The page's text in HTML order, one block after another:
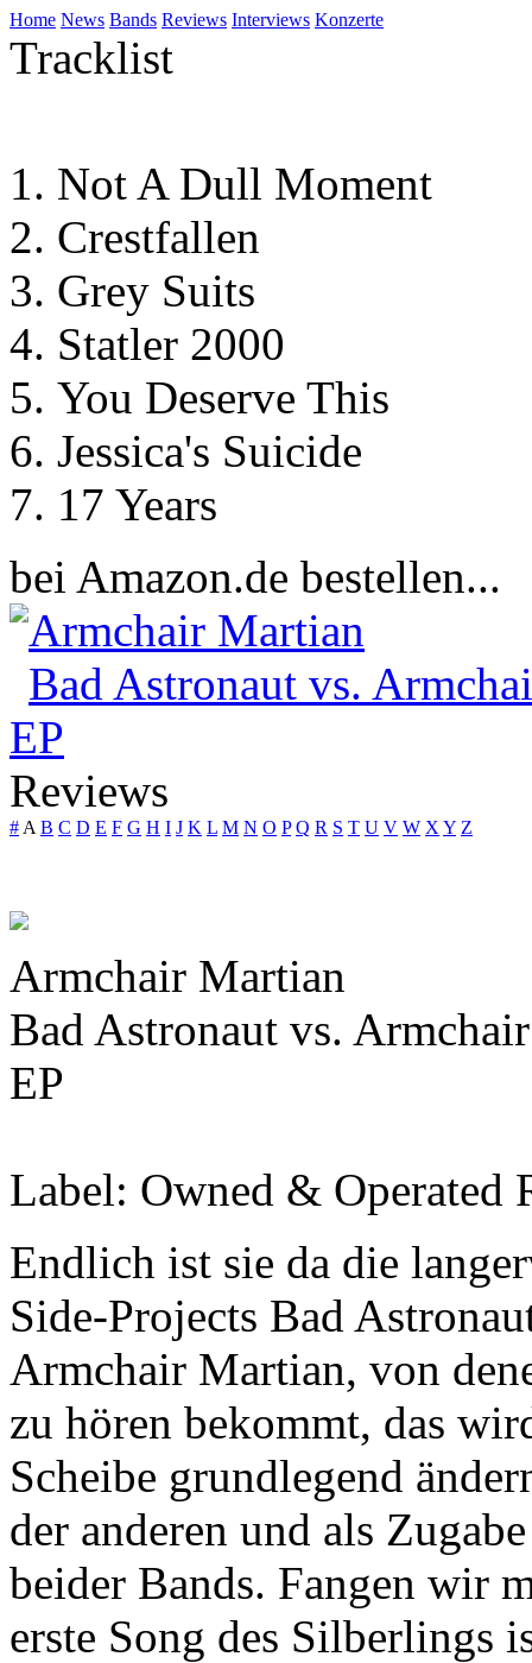
Home News Bands Reviews Interviews Konzerte
Tracklist
Not A Dull Moment
Crestfallen
Grey Suits
Statler 2000
You Deserve This
Jessica's Suicide
17 Years
bei Amazon.de bestellen...
Armchair Martian
Bad Astronaut vs.
EP
Reviews
# A B C D E F G H I J K L M N O P Q R S T U V W X Y Z
Armchair Martian
Bad Astronaut vs.
EP
Label: Owned & Operated
Endlich ist sie da die
Side-Projects Bad
Armchair Martian, von
zu hören bekommt, das
Scheibe grundlegend
der anderen und als
beider Bands. Fangen wir
erste Song des Silberlings